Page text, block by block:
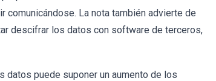
comunicándose. La nota también advierte de
descifrar los datos con software de terceros,
datos puede suponer un aumento de los